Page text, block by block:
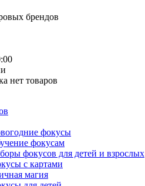
брендов
нет товаров
фокусы
фокусам
фокусов для детей и взрослых
с картами
магия